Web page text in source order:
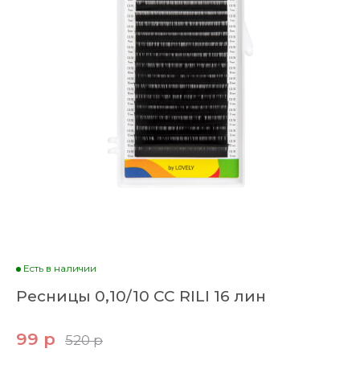
Есть в наличии
Ресницы 0,10/10 СС RILI 16 лин
99 р 520 р